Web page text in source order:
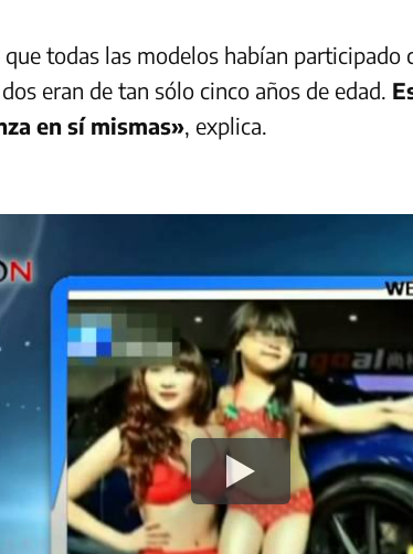
todas las modelos habían participado
eran de tan sólo cinco años de edad.
en sí mismas», explica.